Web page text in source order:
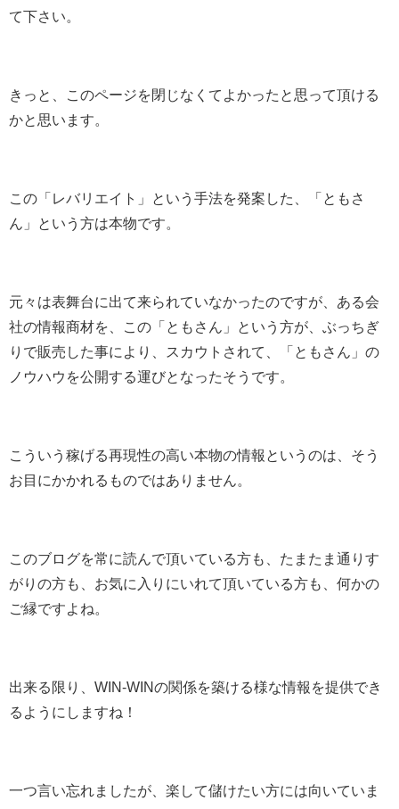
て下さい。
きっと、このページを閉じなくてよかったと思って頂ける
かと思います。
この「レバリエイト」という手法を発案した、「ともさ
ん」という方は本物です。
元々は表舞台に出て来られていなかったのですが、ある会
社の情報商材を、この「ともさん」という方が、ぶっちぎ
りで販売した事により、スカウトされて、「ともさん」の
ノウハウを公開する運びとなったそうです。
こういう稼げる再現性の高い本物の情報というのは、そう
お目にかかれるものではありません。
このブログを常に読んで頂いている方も、たまたま通りす
がりの方も、お気に入りにいれて頂いている方も、何かの
ご縁ですよね。
出来る限り、WIN-WINの関係を築ける様な情報を提供でき
るようにしますね！
一つ言い忘れましたが、楽して儲けたい方には向いていま